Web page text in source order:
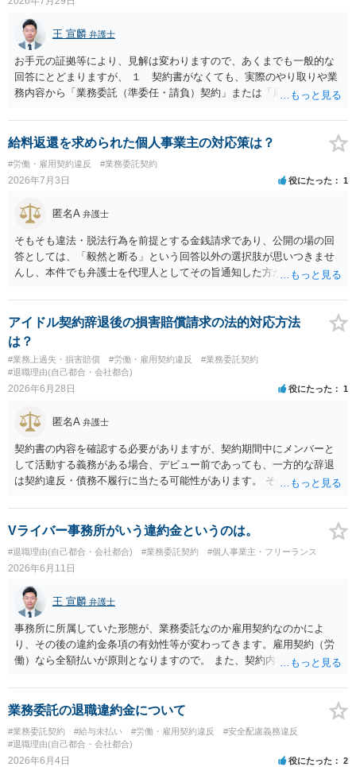
王 宣麟 弁護士
お手元の証拠等により、見解は変わりますので、あくまでも一般的な
回答にとどまりますが、 １ 契約書がなくても、実際のやり取りや業
務内容から「業務委託（準委任・請負）契約」または「雇用契約」が
ランティア・無償協力という色彩が強かった場合には、契約内容（有
償か無償か）について当事者間の認識が大きな争点となり得ます。
２ 上記を前提に、これまでの業務についても、有償の業務委託契約
や雇用契約が成立していた前提で給与を請求するルートなどが理論上
考えられます。 もっとも、裁判等で必ず認められるわけではなく、当
事者の認識やメール・チャットの内容等の証拠関係によって結論が変
わります。 ３ 報酬額については、事前の取決めがなくても、同種業
務の相場や通常の報酬水準を基準に「相当額」を算定して請求するこ
と自体は法律上否定されません。 ただし、相手方が「無償のつもりだ
った」と反論する可能性も高く、請求額の全額がそのまま認められる
とは限らないため、交渉の場面では「理論上の満額」と「現実的な落
としどころ」を分けて考える必要があります。 ４ 制作側から名刺が
支給され、その肩書きで外部と打合せ・広報活動を行っていた事実
は、「プロジェクトの一員として継続的に業務を担当していた」こと
を裏付ける有力な事情になります。もっとも、名刺の存在だけで有償
契約や具体的な報酬額が自動的に認められるわけではなく、あくまで
他の証拠と併せて評価される位置付けです。 ５ 今後も関わる場合
は、業務範囲、報酬、期間・解約条件、著作権・クレジット表記、費
用負担等を明確に定めた業務委託契約書を締結しておくことを強くお
すすめします。円満な話し合いのためには、 ・これまでの業務内容・
負担を時系列で整理し事実関係を共有すること ・「過去の貢献への最
低限の謝意・一部清算」と「今後の関係・契約条件」の双方につい
て、複数の選択肢を用意して提案すること を意識されるとよいかと思
います。 いずれにしても、契約書がないまま継続してきた経緯や、お
互いの認識・証拠関係によって結論が左右されるため、この回答はあ
くまで一般論にとどまるものです。 具体的な見通しや請求可能額の目
安については、実際のメール・チャット・業務内容の資料をお持ちの
うえ、弁護士に個別相談されることをおすすめします。
給料返還を求められた個人事業主の対応策は？
#労働・雇用契約違反 #業務委託契約
2026年7月3日 役にたった 1
匿名A 弁護士
そもそも違法・脱法行為を前提とする金銭請求であり、公開の場の回
答としては、「毅然と断る」という回答以外の選択肢が思いつきませ
んし、本件でも弁護士を代理人としてその旨通知した方がよい事案で
アイドル契約辞退後の損害賠償請求の法的対応方法
は？
#業務上過失・損害賠償 #労働・雇用契約違反
#業務委託契約
#退職理由(自己都合・会社都合)
2026年6月28日 役にたった 1
匿名A 弁護士
契約書の内容を確認する必要がありますが、契約期間中にメンバーと
して活動する義務がある場合、デビュー前であっても、一方的な辞退
は契約違反・債務不履行に当たる可能性があります。 そのため、運営
費用、ライブ準備費用、レッスン関係費用なども、辞退によって実際
に追加で発生した合理的費用であれば、損害として主張される可能性
があります。 もっとも、運営側の請求額がそのまま認められるわけで
はありません。各費目について、具体的な損害、金額、辞退との因果
関係を示す必要があります。特に「レッスン費用無料」と表示されて
いた場合、辞退後に講師代やスタジオ代を当然に全額請求できるかは
慎重な検討が必要です。 また「家庭の事情」が正当な辞退理由になる
かは、その具体的内容によります。介護、転居、健康問題など、活動
継続が客観的に困難といえる事情があるかが重要です。 未成年であれ
ば、契約時に親権者の同意があったか、契約期間・活動義務・中途辞
退時の扱いについて親権者に説明されていたかも確認すべきです。 現
時点では、安易に支払義務を認めず、契約書、募集記事、LINE等を保
存したうえで、請求費目、金額、根拠資料の明示を求めるのがよいと
思います。回答前に弁護士へ相談することをおすすめします。
Vライバー事務所がいう違約金というのは。
#退職理由(自己都合・会社都合) #業務委託契約 #個人事業主・フリーランス
2026年6月11日
王 宣麟 弁護士
事務所に所属していた形態が、業務委託なのか雇用契約なのかによ
り、その後の違約金条項の有効性等が変わってきます。雇用契約（労
働）なら全額払いが原則となりますので。 また、契約内容を合意した
で、一定の違約金を後から一方的に請求された場合、支払義務負わな
いケースもあります。 詳しくは具体的な契約内容等にもよりますの
で、契約書等一式をそろえて弁護士からアドバイスをもらうのも一つ
かと思われます。
業務委託の退職違約金について
#業務委託契約 #給与未払い #労働・雇用契約違反
#安全配慮義務違反
#退職理由(自己都合・会社都合)
2026年6月4日 役にたった 2